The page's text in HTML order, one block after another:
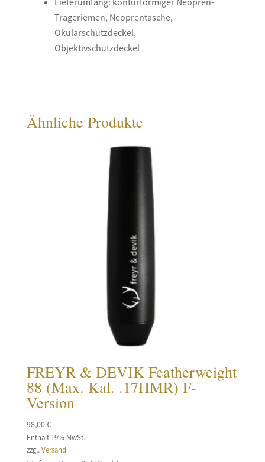
Trageriemen, Neoprentasche,
Okularschutzdeckel,
Objektivschutzdeckel
Ähnliche Produkte
FREYR & DEVIK Featherweight
88 (Max. Kal. .17HMR) F-
Version
98,00€
Enthält 19% MwSt.
zzgl. Versand